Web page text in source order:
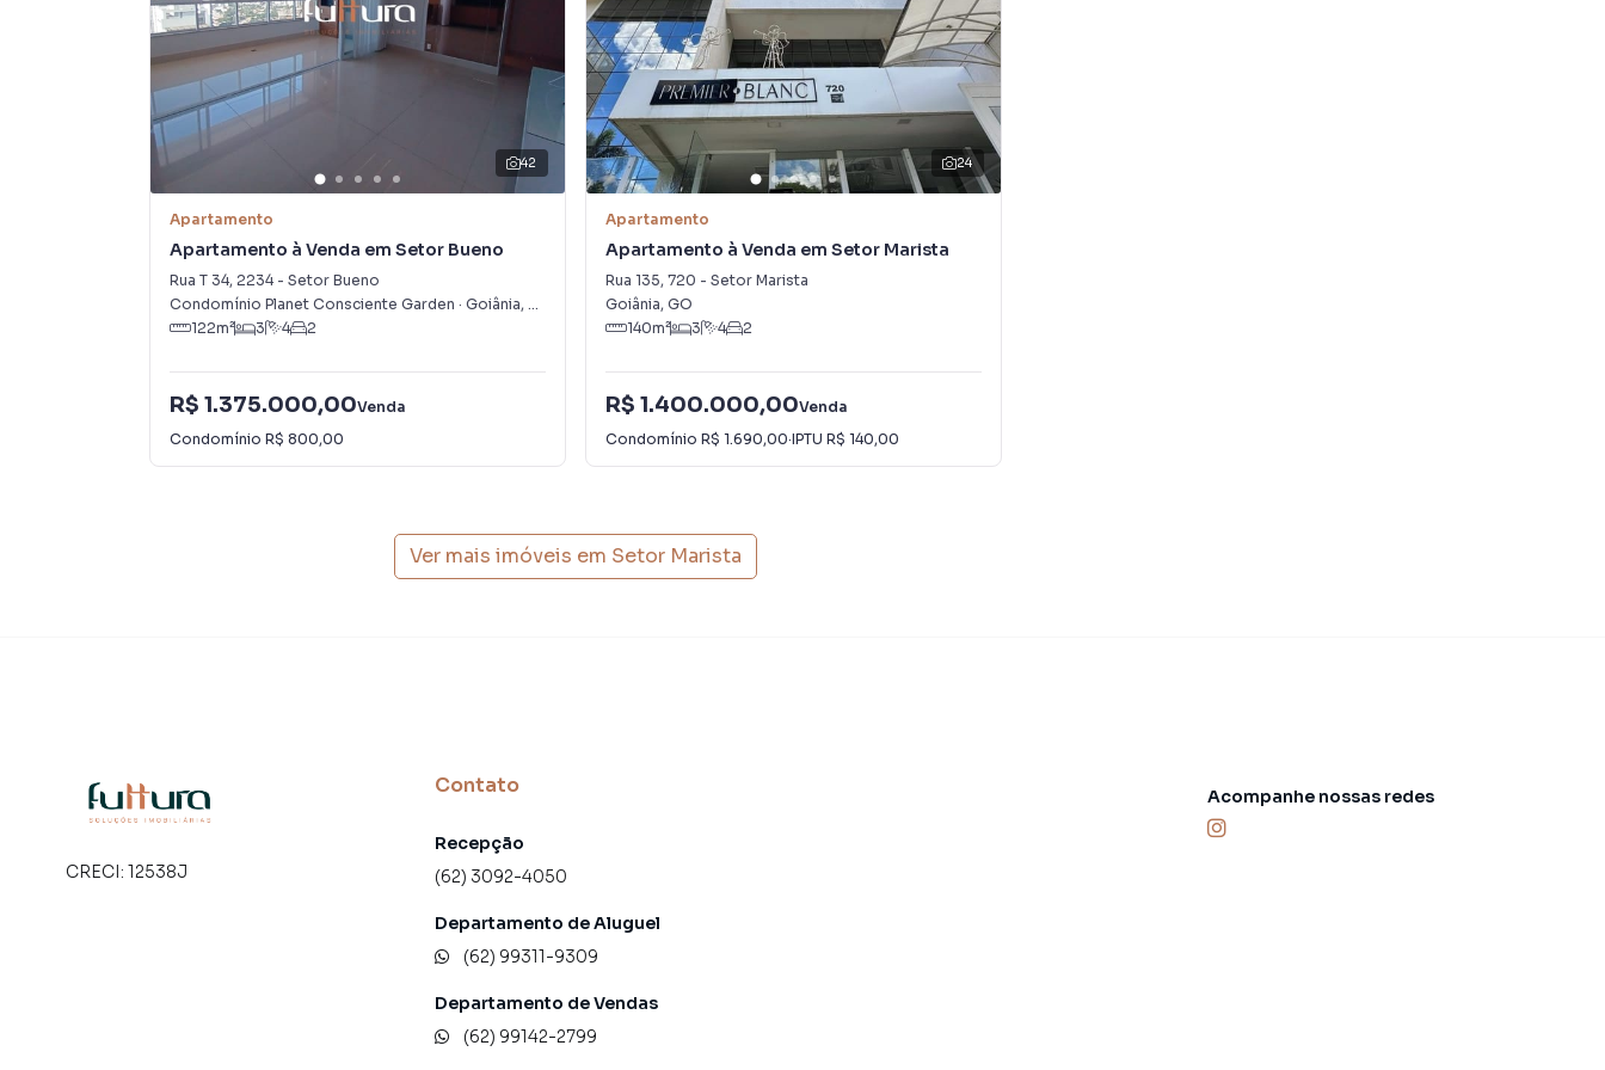
42
Apartamento
Apartamento à Venda em Setor Bueno
Rua T 34, 2234- Setor Bueno
Condomínio Planet Consciente Garden · Goiânia, GO
122m² 3 4 2
R$ 1.375.000,00Venda
Condomínio R$ 800,00
24
Apartamento
Apartamento à Venda em Setor Marista
Rua 135, 720 - Setor Marista
Goiânia, GO
140m² 3 4 2
R$ 1.400.000,00Venda
Condomínio R$ 1.690,00·IPTU R$ 140,00
Ver mais imóveis em Setor Marista
CRECI: 12538J
Contato
Recepção
(62) 3092-4050
Departamento de Aluguel
(62) 99311-9309
Departamento de Vendas
(62) 99142-2799
Acompanhe nossas redes